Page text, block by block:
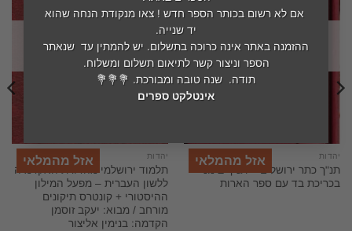
אם לא רשום בכותר הספר חדש ! צאו מנקודת הנחה שהוא
יד שנייה.
ההזמנה באתר אינה כרוכה בתשלום. יש להמתין עד שנאתר
הספר וניצור קשר לתיאום תשלום ומשלוח.
תודה. שנה טובה ומבורכת. 💐💐💐
אינטלקט ספרים
המלאי אזל
אזל מהמלאי יהדות
תנ"ך כתר ירושלים – תנ"ך בינוני
בכריכת בד עם ספר הארות
המלאי אזל
אזל מהמלאי יהדות
תלמוד ירושלמי מהדורת האקדמיה
ללשון העברית – מפעל המילון
ההיסטורי + קונטרס תיקונים
מורחב / מבוא: יעקב זוסמן
הקדמה: בנימין אליצור